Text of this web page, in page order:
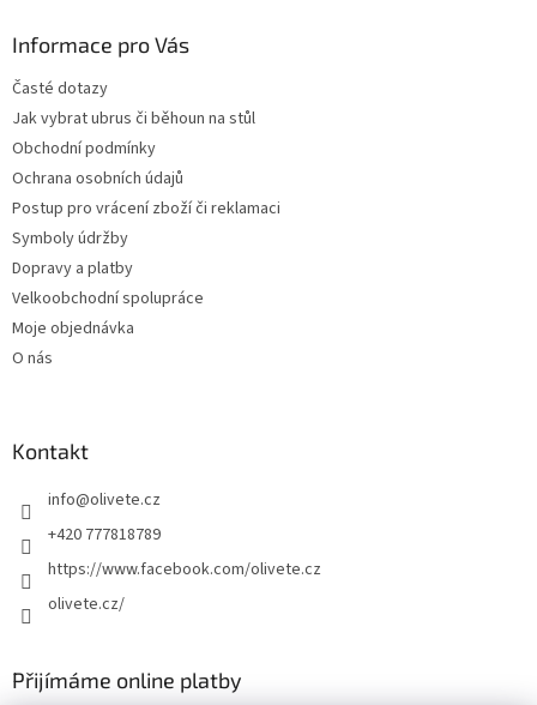
Informace pro Vás
Časté dotazy
Jak vybrat ubrus či běhoun na stůl
Obchodní podmínky
Ochrana osobních údajů
Postup pro vrácení zboží či reklamaci
Symboly údržby
Dopravy a platby
Velkoobchodní spolupráce
Moje objednávka
O nás
Kontakt
info@olivete.cz
+420 777818789
https://www.facebook.com/olivete.cz
olivete.cz/
Přijímáme online platby